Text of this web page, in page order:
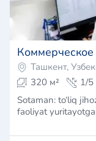
Ташкент,
320 м²
1/5
Sotaman: to‘liq jihozlangan tijorat ko‘chmas mulki —
faoliyat